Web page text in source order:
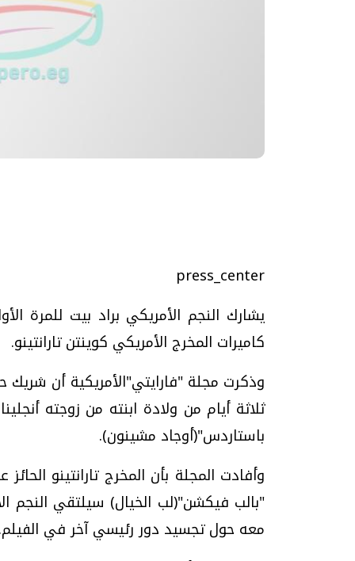
press_center
يشارك النجم الأمريكي براد بيت للمرة
كاميرات المخرج الأمريكي كوينتن تارانتينو.
وذكرت مجلة "فارايتي"الأمريكية أن شريك
ثلاثة أيام من ولادة ابنته من زوجته
باستاردس"(أوجاد مشينون).
وأفادت المجلة بأن المخرج تارانتينو
"بالب فيكشن"(لب الخيال) سيلتقي النجم
معه حول تجسيد دور رئيسي آخر في
فيديو.. الإعلام
وتحديات هائلة
تحقيقات وحوارات
موجات الطقس الساخنة.. لماذا تحدث وكيف